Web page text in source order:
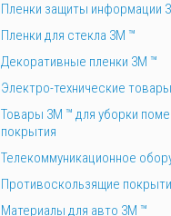
Пленки защиты информации
Пленки для стекла 3М ™
Декоративные пленки 3М ™
Электро-технические
Товары 3М ™ для уборки
покрытия
Телекоммуникационное
Противоскользящие
Материалы для авто 3М ™